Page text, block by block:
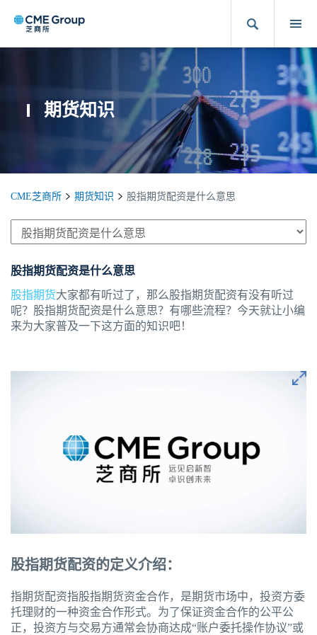
期货知识
CME芝商所 期货知识 股指期货配资是什么意思
股指期货配资是什么意思
股指期货大家都有听过了，那么股指期货配资有没有听过
呢？股指期货配资是什么意思？有哪些流程？今天就让小编
来为大家普及一下这方面的知识吧！
股指期货配资的定义介绍：
指期货配资指股指期货资金合作，是期货市场中，投资方委
托理财的一种资金合作形式。为了保证资金合作的公平公
正，投资方与交易方通常会协商达成“账户委托操作协议”或